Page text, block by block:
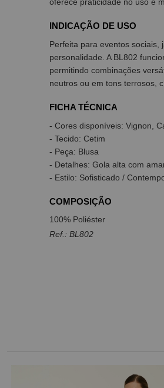
INDICAÇÃO DE USO
Perfeita para eventos sociais,
personalidade. A BL802
permitindo combinações
neutros ou em tons terrosos,
FICHA TÉCNICA
- Cores disponíveis: Vignon,
- Tecido: Cetim
- Peça: Blusa
- Detalhes: Gola alta com
- Estilo: Sofisticado /
COMPOSIÇÃO
100% Poliéster
Ref.: BL802